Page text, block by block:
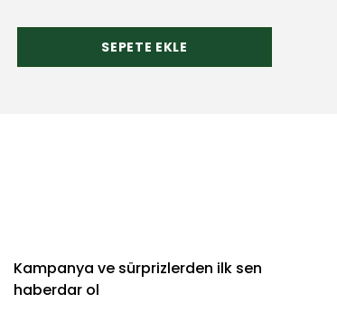
SEPETE EKLE
Kampanya ve sürprizlerden ilk sen
haberdar ol